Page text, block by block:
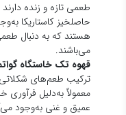
چطور قهوه تک
دم کردن قهوه تک خاستگاه
پیچیده و منحصر به‌فرد آن به
روش و نکته برای دم کردن
روش‌های مختلف دم
تجربه طعمی بی‌نظیر